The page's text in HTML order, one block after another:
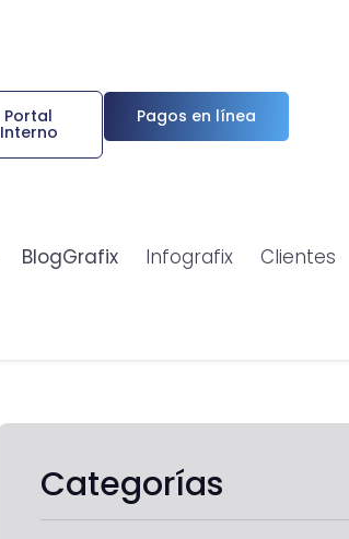
Portal
Interno
Pagos en línea
BlogGrafix Infografix Clientes
Categorías